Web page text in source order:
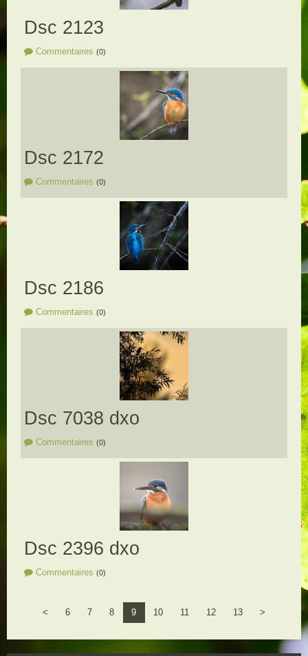
Dsc 2123
Commentaires (0)
Dsc 2172
Commentaires (0)
Dsc 2186
Commentaires (0)
Dsc 7038 dxo
Commentaires (0)
Dsc 2396 dxo
Commentaires (0)
< 6 7 8 9 10 11 12 13 >